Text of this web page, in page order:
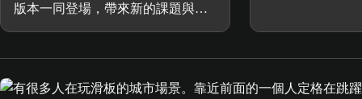
版本一同登場，帶來新的課題與挑
戰、X Games 定點對戰以及更多內